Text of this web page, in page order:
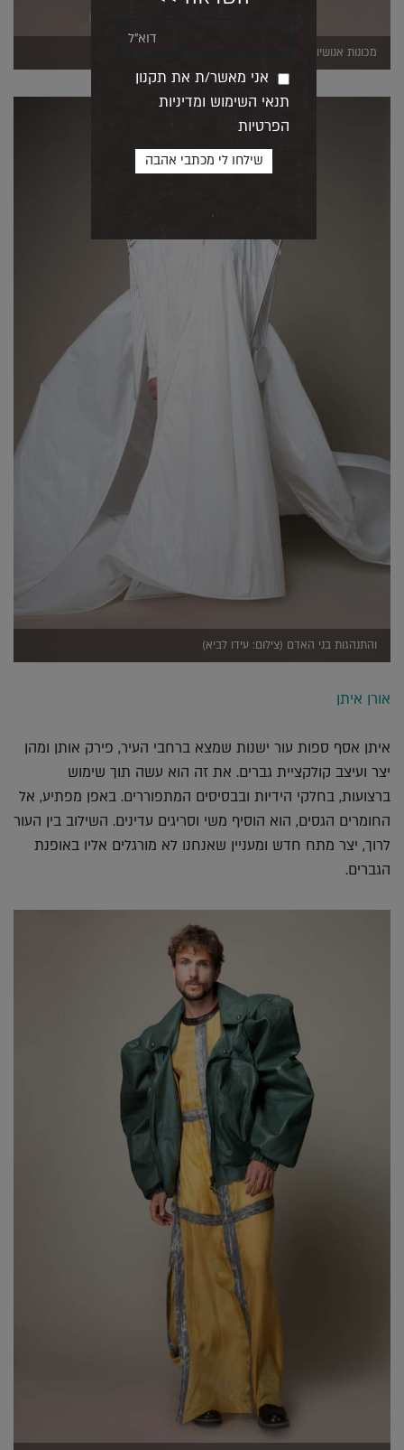
מכונות אנושיות (צילום: עידו לביא)
והתנהגות בני האדם (צילום: עידו לביא)
אורן איתן
איתן אסף ספות עור ישנות שמצא ברחבי העיר, פירק אותן ומהן
יצר ועיצב קולקציית גברים. את זה הוא עשה תוך שימוש
ברצועות, בחלקי הידיות ובבסיסים המתפוררים. באפן מפתיע, אל
החומרים הגסים, הוא הוסיף משי וסריגים עדינים. השילוב בין העור
לרוך, יצר מתח חדש ומעניין שאנחנו לא מורגלים אליו באופנת
הגברים.
אני מאשר/ת את תקנון
תנאי השימוש ומדיניות
הפרטיות